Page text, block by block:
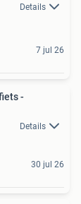
Details
7 jul 26
-
Details
30 jul 26